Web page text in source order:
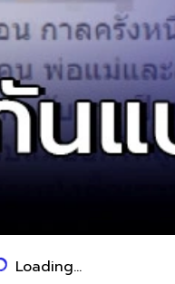
Loading...